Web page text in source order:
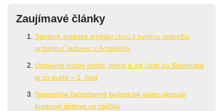
Zaujímavé články
Spojené arabské emiráty chcú k svojmu pobrežiu
pritiahnuť ľadovec z Antarktídy
Úsmevné názvy dedín, miest a ich častí zo Slovenska
aj zo sveta – 2. časť
Najmenšie časozberné biologické video ukazuje
bunkové delenie vo vajíčku